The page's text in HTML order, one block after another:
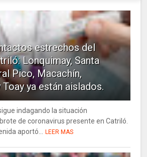
estrechos del
Lonquimay, Santa
Pico, Macachín,
Toay ya están aislados.
indagando la situación
de coronavirus presente en Catriló.
aportó...
LEER MAS